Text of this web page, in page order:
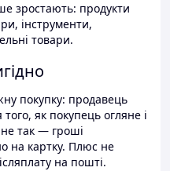
зростають: продукти
інструменти,
товари.
покупку: продавець
як покупець огляне і
так — гроші
на картку. Плюс не
на пошті.